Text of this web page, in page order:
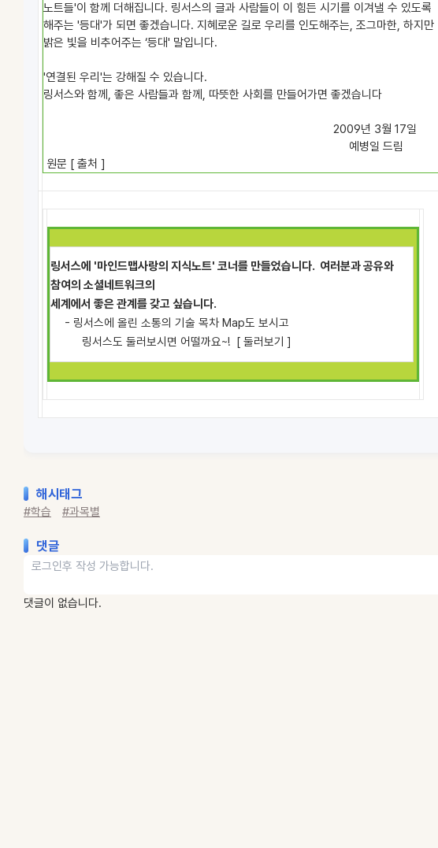
노트들'이 함께 더해집니다. 링서스의 글과 사람들이 이 힘든 시기를 이겨낼 수 있도록
해주는 '등대'가 되면 좋겠습니다. 지혜로운 길로 우리를 인도해주는, 조그마한, 하지만
밝은 빛을 비추어주는 ‘등대' 말입니다.
'연결된 우리'는 강해질 수 있습니다.
링서스와 함께, 좋은 사람들과 함께, 따뜻한 사회를 만들어가면 좋겠습니다
2009년 3월 17일
예병일 드림
원문 [ 출처 ]
링서스에 '마인드맵사랑의 지식노트' 코너를 만들었습니다. 여러분과 공유와
참여의 소셜네트워크의
세계에서 좋은 관계를 갖고 싶습니다.
- 링서스에 올린 소통의 기술 목차 Map도 보시고
링서스도 둘러보시면 어떨까요~! [ 둘러보기 ]
해시태그
#학습 #과목별
댓글
댓글이 없습니다.